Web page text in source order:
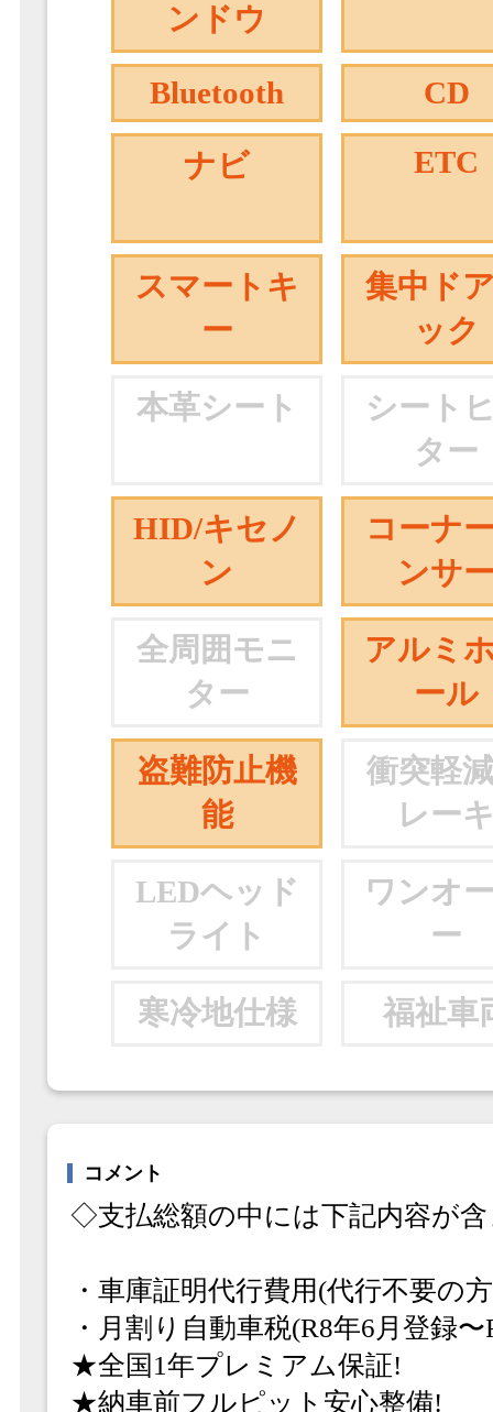
ンドウ
Bluetooth CD
ナビ ETC
スマートキ
ー
集中ド
ック
本革シート
シート
ター
HID/キセノ
ン
コーナ
ンサ
全周囲モニ
ター
アルミ
ール
盗難防止機
能
衝突軽
レー
LEDヘッド
ライト
ワンオ
ー
寒冷地仕様 福祉車
コメント
◇支払総額の中には下記内容が
・車庫証明代行費用(代行不要の
・月割り自動車税(R8年6月登録
★全国1年プレミアム保証!
★納車前フルピット安心整備!